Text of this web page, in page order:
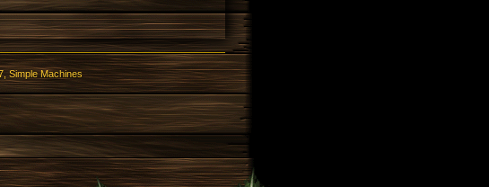
,Simple Machines